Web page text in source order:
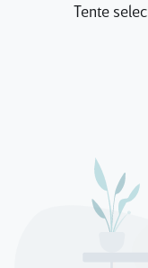
Tente